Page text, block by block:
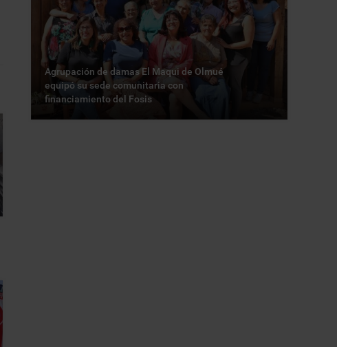
Agrupación de damas El Maqui de Olmué
equipó su sede comunitaria con
financiamiento del Fosis